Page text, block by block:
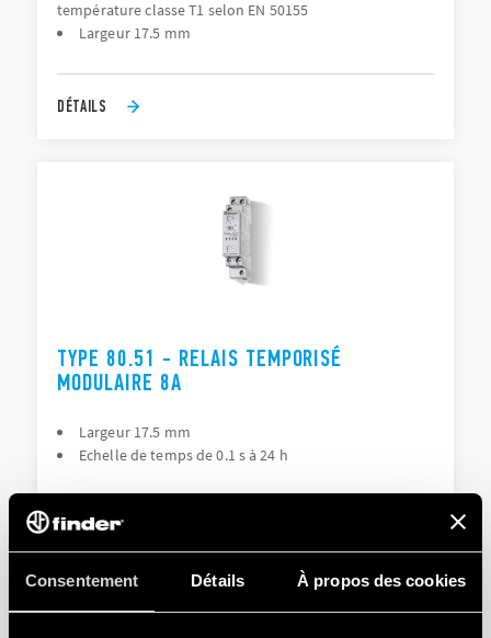
Consentement Détails À propos des cookies
température classe T1 selon EN 50155
Largeur 17.5 mm
DÉTAILS
TYPE 80.51 - RELAIS TEMPORISÉ
MODULAIRE 8A
Largeur 17.5 mm
Echelle de temps de 0.1 s à 24 h
DÉTAILS